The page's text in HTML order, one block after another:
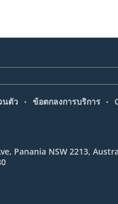
นตัว . ข้อตกลงการบริการ .
Panania NSW 2213,